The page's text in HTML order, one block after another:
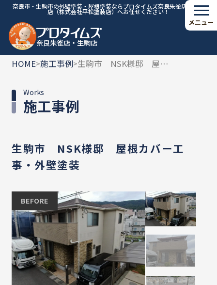
奈良市・生駒市の外壁塗装・屋根塗装ならプロタイムズ奈良朱雀店・生駒
店（株式会社平松塗装店）へお任せください！
奈良朱雀店・生駒店
メニュー
HOME>施工事例> 生駒市 NSK様邸 屋根カバー工事・外壁塗装
施工事例
Works
生駒市 NSK様邸 屋根カバー工
事・外壁塗装
BEFORE